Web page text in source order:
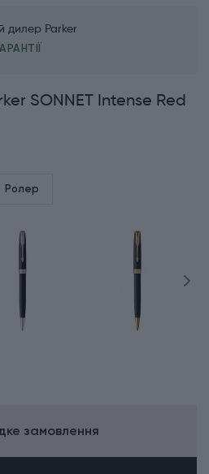
дилер Parker
SONNET Intense Red
Ролер
замовлення